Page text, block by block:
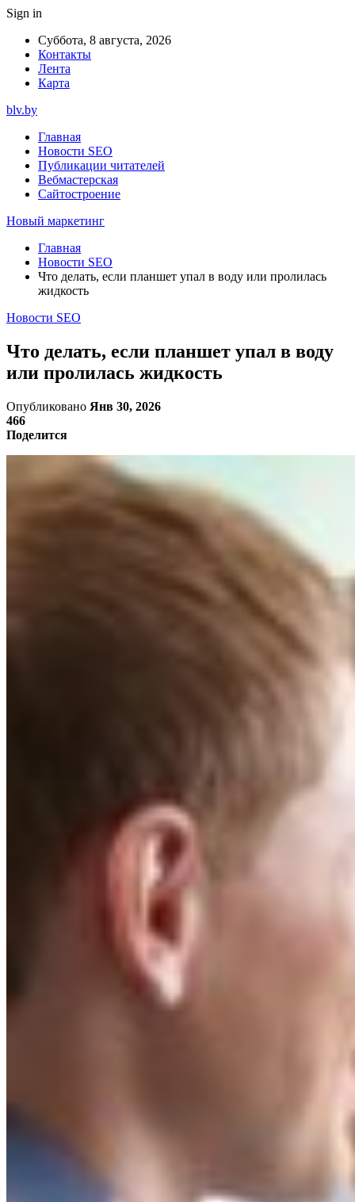
Sign in
Суббота, 8 августа, 2026
Контакты
Лента
Карта
blv.by
Главная
Новости SEO
Публикации читателей
Вебмастерская
Сайтостроение
Новый маркетинг
Главная
Новости SEO
Что делать, если планшет упал в воду или пролилась
жидкость
Новости SEO
Что делать, если планшет упал в воду
или пролилась жидкость
Опубликовано Янв 30, 2026
466
Поделится